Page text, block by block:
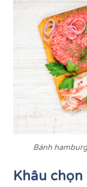
Bánh
Khâu